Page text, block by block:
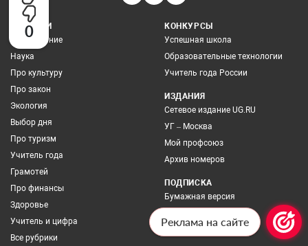
0
РУБРИКИ
Образование
Наука
Про культуру
Про закон
Экология
Выбор дня
Про туризм
Учитель года
Грамотей
Про финансы
Здоровье
Учитель и цифра
Все рубрики
КОНКУРСЫ
Успешная школа
Образовательные технологии
Учитель года России
ИЗДАНИЯ
Сетевое издание UG.RU
УГ – Москва
Мой профсоюз
Архив номеров
ПОДПИСКА
Бумажная версия
Реклама на сайте